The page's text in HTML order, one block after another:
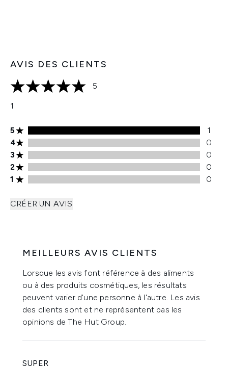
AVIS DES CLIENTS
5 étoiles sur un maximum de 5
5
1
Note de 5 étoiles 1 avis
5
1
Note de 4 étoiles 0 avis
4
0
Note de 3 étoiles 0 avis
3
0
Note de 2 étoiles 0 avis
2
0
Note de 1 étoiles 0 avis
1 0
CRÉER UN AVIS
MEILLEURS AVIS CLIENTS
Lorsque les avis font référence à des aliments
ou à des produits cosmétiques, les résultats
peuvent varier d'une personne à l'autre. Les avis
des clients sont et ne représentent pas les
opinions de The Hut Group.
SUPER